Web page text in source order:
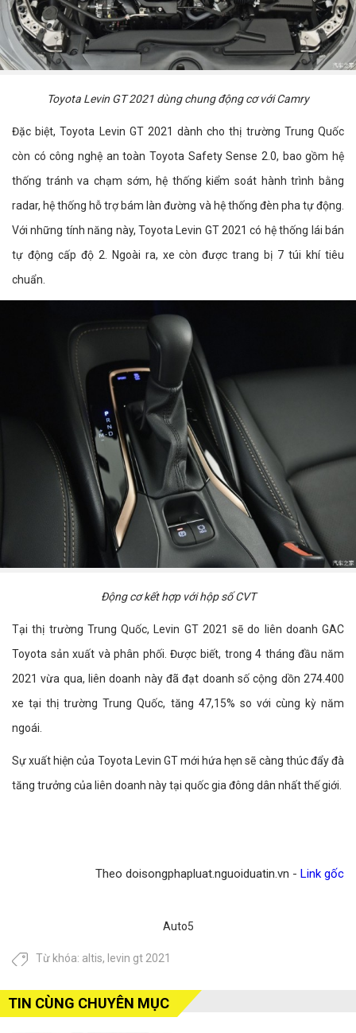
Toyota Levin GT 2021 dùng chung động cơ với Camry
Đặc biệt, Toyota Levin GT 2021 dành cho thị trường Trung Quốc
còn có công nghệ an toàn Toyota Safety Sense 2.0, bao gồm hệ
thống tránh va chạm sớm, hệ thống kiểm soát hành trình bằng
radar, hệ thống hỗ trợ bám làn đường và hệ thống đèn pha tự động.
Với những tính năng này, Toyota Levin GT 2021 có hệ thống lái bán
tự động cấp độ 2. Ngoài ra, xe còn được trang bị 7 túi khí tiêu
chuẩn.
Động cơ kết hợp với hộp số CVT
Tại thị trường Trung Quốc, Levin GT 2021 sẽ do liên doanh GAC
Toyota sản xuất và phân phối. Được biết, trong 4 tháng đầu năm
2021 vừa qua, liên doanh này đã đạt doanh số cộng dồn 274.400
xe tại thị trường Trung Quốc, tăng 47,15% so với cùng kỳ năm
ngoái.
Sự xuất hiện của Toyota Levin GT mới hứa hẹn sẽ càng thúc đẩy đà
tăng trưởng của liên doanh này tại quốc gia đông dân nhất thế giới.
Theo doisongphapluat.nguoiduatin.vn - Link gốc
Auto5
Từ khóa: altis, levin gt 2021
TIN CÙNG CHUYÊN MỤC